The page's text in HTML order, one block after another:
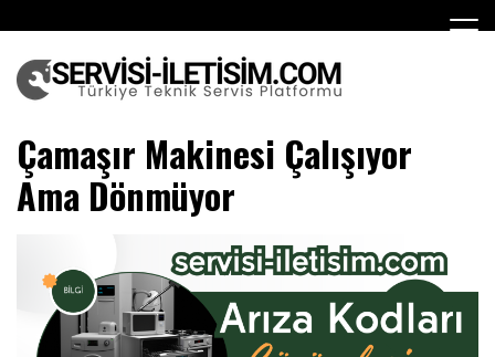
to
content
Teknik Servis
Çamaşır Makinesi Çalışıyor
Ama Dönmüyor